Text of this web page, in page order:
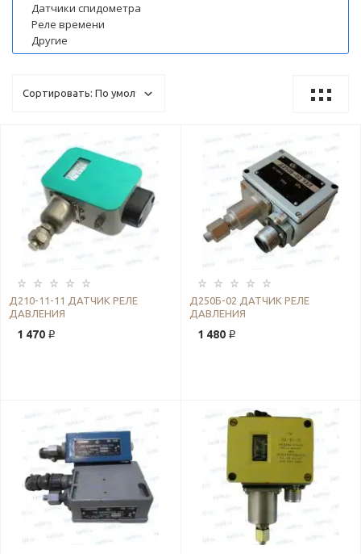
Датчики спидометра
Реле времени
Другие
Д210-11-11 ДАТЧИК РЕЛЕ
ДАВЛЕНИЯ
1 470 ₽
Д250Б-02 ДАТЧИК РЕЛЕ
ДАВЛЕНИЯ
1 480 ₽